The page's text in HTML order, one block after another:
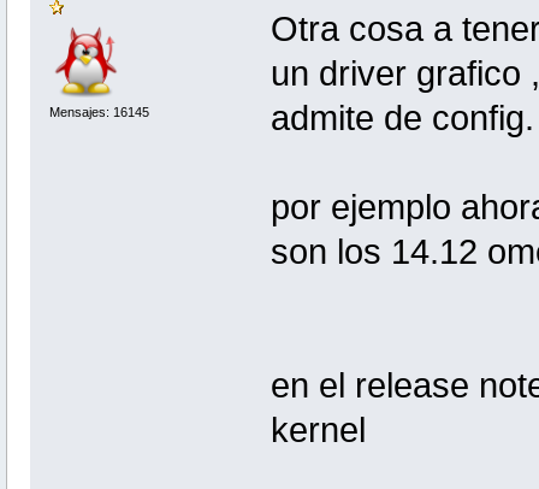
Mensajes: 16145
Otra cosa a
un driver grafico
admite de config.
por ejemplo
son los 14.12
en el release
kernel